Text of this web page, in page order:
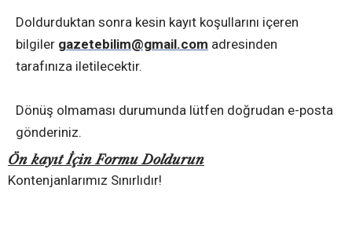
Doldurduktan sonra kesin kayıt koşullarını içeren
bilgiler gazetebilim@gmail.com adresinden
tarafınıza iletilecektir.
Dönüş olmaması durumunda lütfen doğrudan e-posta
gönderiniz.
Ön kayıt İçin Formu Doldurun
Kontenjanlarımız Sınırlıdır!